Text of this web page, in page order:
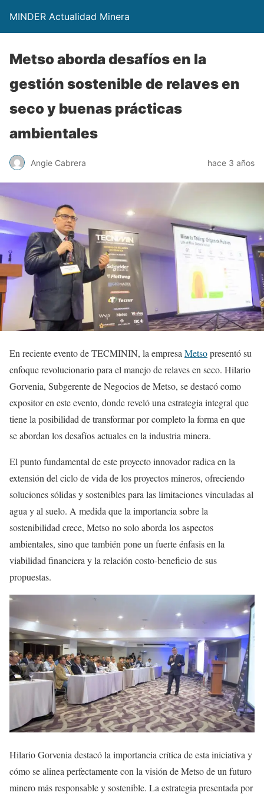
MINDER Actualidad Minera
Metso aborda desafíos en la
gestión sostenible de relaves en
seco y buenas prácticas
ambientales
Angie Cabrera hace 3 años
En reciente evento de TECMININ, la empresa Metsopresentó su
enfoque revolucionario para el manejo de relaves en seco. Hilario
Gorvenia, Subgerente de Negocios de Metso, se destacó como
expositor en este evento, donde reveló una estrategia integral que
tiene la posibilidad de transformar por completo la forma en que
se abordan los desafíos actuales en la industria minera.
El punto fundamental de este proyecto innovador radica en la
extensión del ciclo de vida de los proyectos mineros, ofreciendo
soluciones sólidas y sostenibles para las limitaciones vinculadas al
agua y al suelo. A medida que la importancia sobre la
sostenibilidad crece, Metso no solo aborda los aspectos
ambientales, sino que también pone un fuerte énfasis en la
viabilidad financiera y la relación costo-beneficio de sus
propuestas.
Hilario Gorvenia destacó la importancia crítica de esta iniciativa y
cómo se alinea perfectamente con la visión de Metso de un futuro
minero más responsable y sostenible. La estrategia presentada por